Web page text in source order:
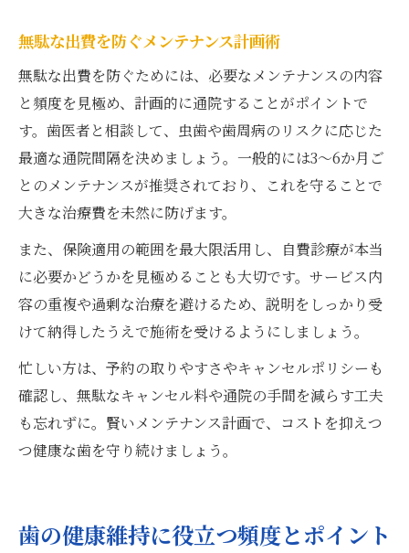
無駄な出費を防ぐメンテナンス計画術
無駄な出費を防ぐためには、必要なメンテナンスの内容
と頻度を見極め、計画的に通院することがポイントで
す。歯医者と相談して、虫歯や歯周病のリスクに応じた
最適な通院間隔を決めましょう。一般的には3〜6か月ご
とのメンテナンスが推奨されており、これを守ることで
大きな治療費を未然に防げます。
また、保険適用の範囲を最大限活用し、自費診療が本当
に必要かどうかを見極めることも大切です。サービス内
容の重複や過剰な治療を避けるため、説明をしっかり受
けて納得したうえで施術を受けるようにしましょう。
忙しい方は、予約の取りやすさやキャンセルポリシーも
確認し、無駄なキャンセル料や通院の手間を減らす工夫
も忘れずに。賢いメンテナンス計画で、コストを抑えつ
つ健康な歯を守り続けましょう。
歯の健康維持に役立つ頻度とポイント